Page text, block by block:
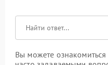
Вы можете